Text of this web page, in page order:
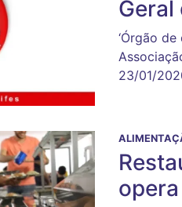
Geral
‘Órgão
23/01/